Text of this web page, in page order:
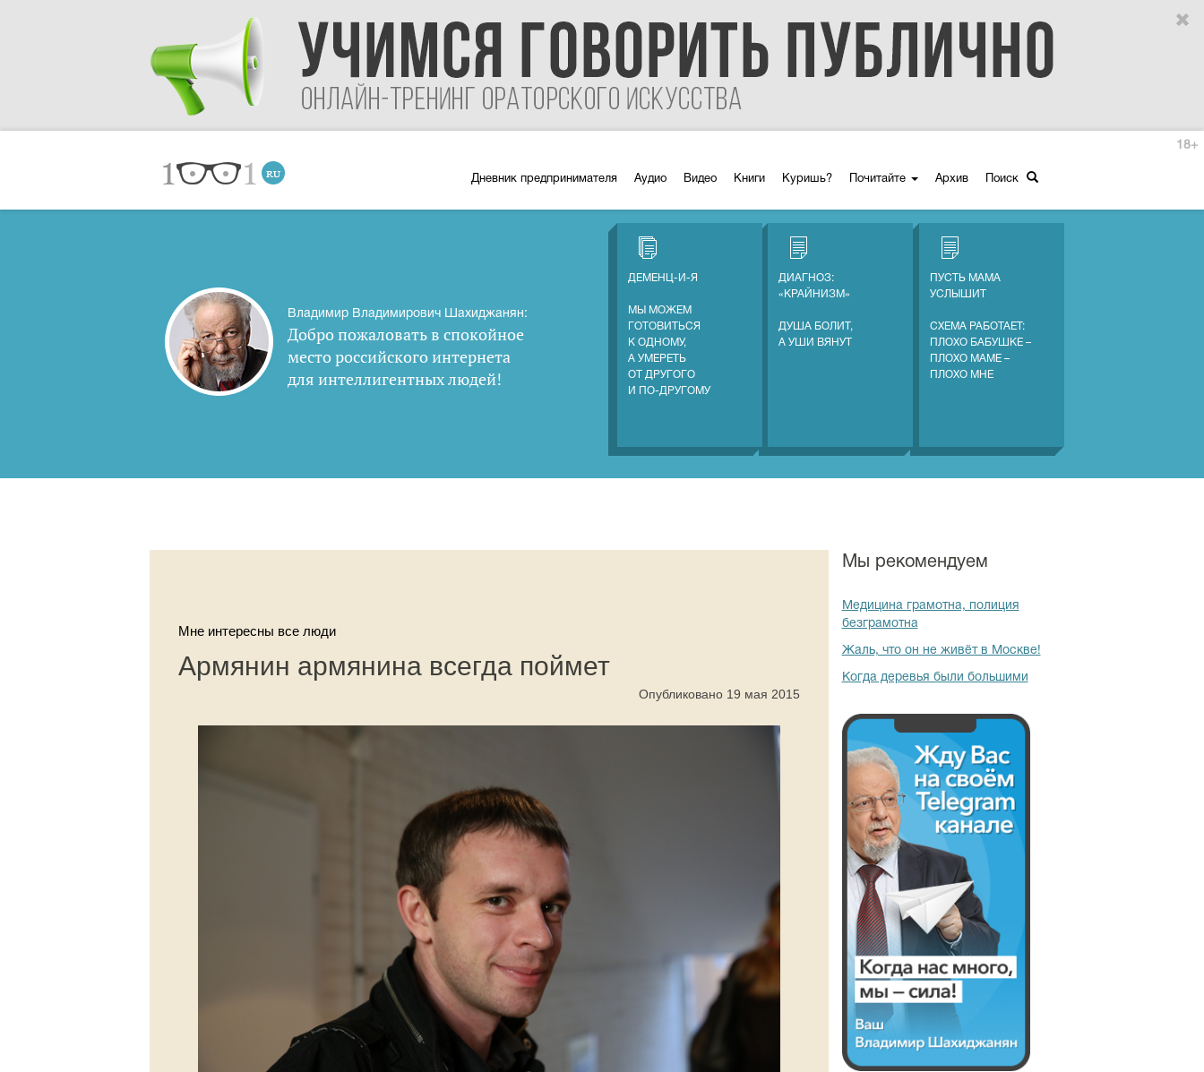
Дневник предпринимателя Аудио Видео Книги Куришь? Почитайте Архив Поиск
18+
Владимир Владимирович Шахиджанян:
Добро пожаловать в спокойное
место российского интернета
для интеллигентных людей!
ДЕМЕНЦ-И-Я
МЫ МОЖЕМ
ГОТОВИТЬСЯ
К ОДНОМУ,
А УМЕРЕТЬ
ОТ ДРУГОГО
И ПО-ДРУГОМУ
ДИАГНОЗ:
«КРАЙНИЗМ»
ДУША БОЛИТ,
А УШИ ВЯНУТ
ПУСТЬ МАМА
УСЛЫШИТ
СХЕМА РАБОТАЕТ:
ПЛОХО БАБУШКЕ –
ПЛОХО МАМЕ –
ПЛОХО МНЕ
Мне интересны все люди
Армянин армянина всегда поймет
Опубликовано 19 мая 2015
Мы рекомендуем
Медицина грамотна, полиция
безграмотна
Жаль, что он не живёт в Москве!
Когда деревья были большими